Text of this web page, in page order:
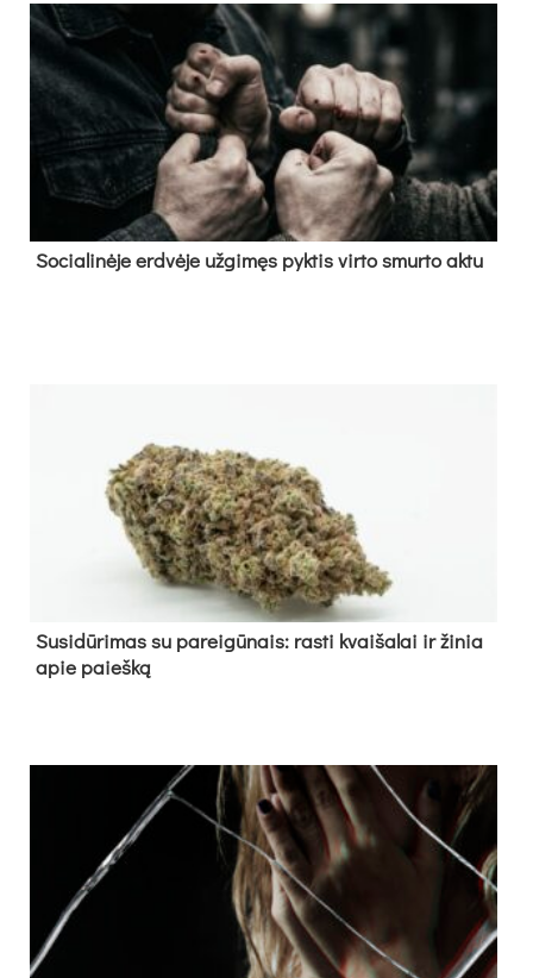
So­cia­li­nė­je erd­vė­je už­gi­męs pyk­tis vir­to smur­to ak­tu
Su­si­dū­ri­mas su pa­rei­gū­nais: ras­ti kvai­ša­lai ir ži­nia
apie paieš­ką